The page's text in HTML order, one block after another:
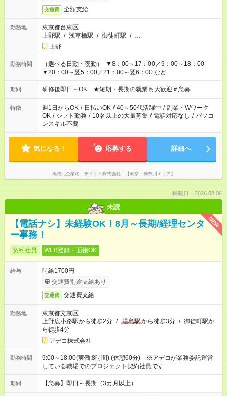
交通費 全額支給
勤務地
東京都台東区
上野駅 / 浅草橋駅 / 御徒町駅 / …
上野
勤務時間
（選べる日勤・夜勤） ▼8：00～17：00／9：00～18：00
▼20：00～翌5：00／21：00～翌6：00 など
期間 研修後即日～OK ★短期・長期の就業も大歓迎＃急募
特徴 週1日からOK / 日払いOK / 40～50代活躍中 / 副業・Wワーク
OK / シフト勤務 / 10名以上の大量募集 / 電話対応なし / パソコ
ンスキル不要
気になる！ 応募する 詳細へ
掲載元企業名 テイケイ株式会社 【東京・神奈川エリア】
掲載日：2026.08.06
未読
NEW
【電話ナシ】未経験OK！8月～長期/経理センタ
ー事務！
契約社員 WEB登録・面接OK
給与
時給1700円
交通費別途支給あり
交通費 交通費支給
勤務地
東京都文京区
上野広小路駅から徒歩2分 / 湯島駅から徒歩3分 / 御徒町駅か
ら徒歩4分
アデコ株式会社
勤務時間
9:00～18:00(実働:8時間) (休憩60分) ※アデコが業務委託運営
している職場でのプロジェクト契約社員です
期間 【急募】即日～長期（3カ月以上）